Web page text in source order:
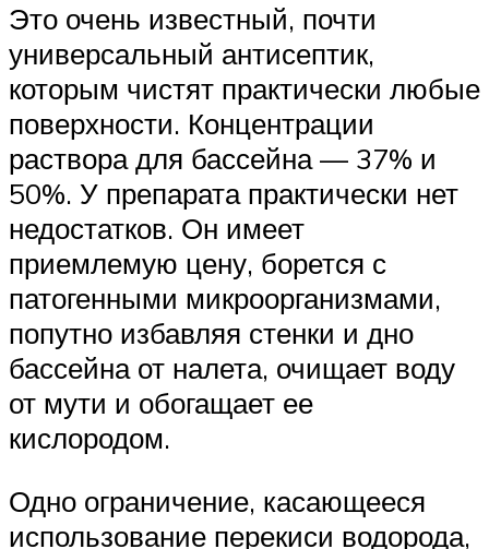
Это очень известный, почти
универсальный антисептик,
которым чистят практически любые
поверхности. Концентрации
раствора для бассейна — 37% и
50%. У препарата практически нет
недостатков. Он имеет
приемлемую цену, борется с
патогенными микроорганизмами,
попутно избавляя стенки и дно
бассейна от налета, очищает воду
от мути и обогащает ее
кислородом.
Одно ограничение, касающееся
использование перекиси водорода,